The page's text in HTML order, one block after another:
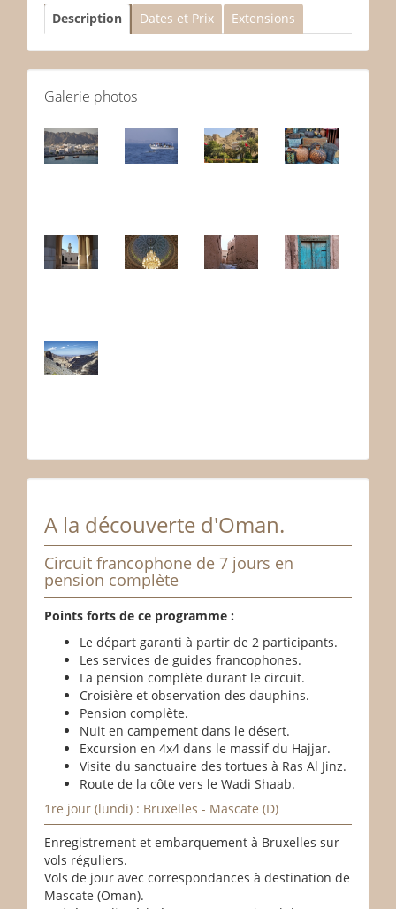
Description Dates et Prix Extensions
Galerie photos
A la découverte d'Oman.
Circuit francophone de 7 jours en
pension complète
Points forts de ce programme :
Le départ garanti à partir de 2 participants.
Les services de guides francophones.
La pension complète durant le circuit.
Croisière et observation des dauphins.
Pension complète.
Nuit en campement dans le désert.
Excursion en 4x4 dans le massif du Hajjar.
Visite du sanctuaire des tortues à Ras Al Jinz.
Route de la côte vers le Wadi Shaab.
1re jour (lundi) : Bruxelles - Mascate (D)
Enregistrement et embarquement à Bruxelles sur
vols réguliers.
Vols de jour avec correspondances à destination de
Mascate (Oman).